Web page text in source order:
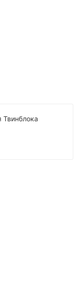
Твинблока